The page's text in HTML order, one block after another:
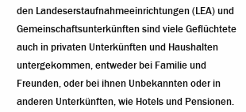
den Landeserstaufnahmeeinrichtungen (LEA) und
Gemeinschaftsunterkünften sind viele Geflüchtete
auch in privaten Unterkünften und Haushalten
untergekommen, entweder bei Familie und
Freunden, oder bei ihnen Unbekannten oder in
anderen Unterkünften, wie Hotels und Pensionen.